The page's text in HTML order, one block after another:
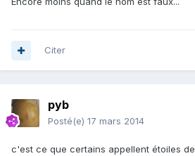
Citer
pyb
Posté(e) 17 mars 2014
c'est ce que certains appellent étoiles